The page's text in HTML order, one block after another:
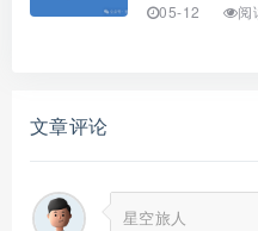
05-12 阅
文章评论
星空旅人